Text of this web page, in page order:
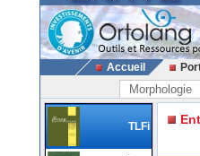
Accueil
Morphologie
TLFi